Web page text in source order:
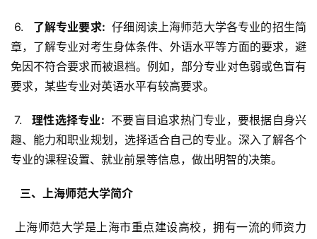
6.
  了解专业要求:
仔细阅读上海师范大学各专业的招生简
章，了解专业对考生身体条件、外语水平等方面的要求，避
免因不符合要求而被退档。例如，部分专业对色弱或色盲有
要求，某些专业对英语水平有较高要求。
7.
  理性选择专业:
不要盲目追求热门专业，要根据自身兴
趣、能力和职业规划，选择适合自己的专业。深入了解各个
专业的课程设置、就业前景等信息，做出明智的决策。
  三、上海师范大学简介